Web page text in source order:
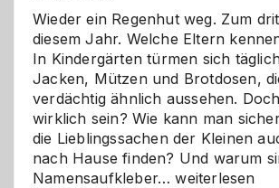
Wahl?
Wieder ein Regenhut weg. Zum
diesem Jahr. Welche Eltern
In Kindergärten türmen sich
Jacken, Mützen und Brotdosen,
verdächtig ähnlich aussehen.
wirklich sein? Wie kann man
die Lieblingssachen der Kleinen
nach Hause finden? Und warum
Namensaufkleber…weiterlesen